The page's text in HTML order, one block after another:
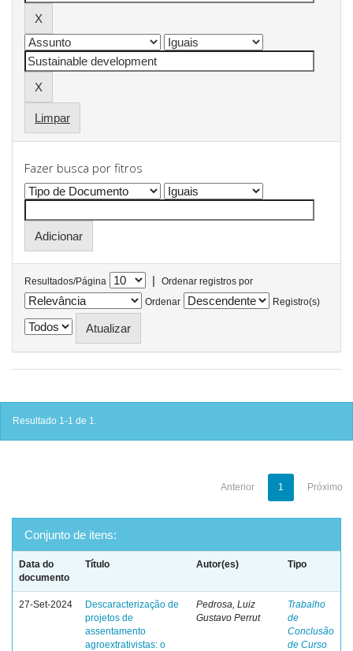
Limpar
Fazer busca por fitros
Resultados/Página |
Ordenar registros por
Ordenar
Registro(s)
Resultado 1-1 de 1.
Anterior 1 Próximo
Conjunto de itens:
Data do
documento
Título Autor(es) Tipo
27-Set-2024
Descaracterização de
projetos de
assentamento
agroextrativistas: o
Pedrosa, Luiz
Gustavo Perrut
Trabalho
de
Conclusão
de Curso